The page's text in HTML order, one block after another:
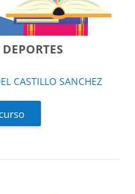
CASTILLO SANCHEZ